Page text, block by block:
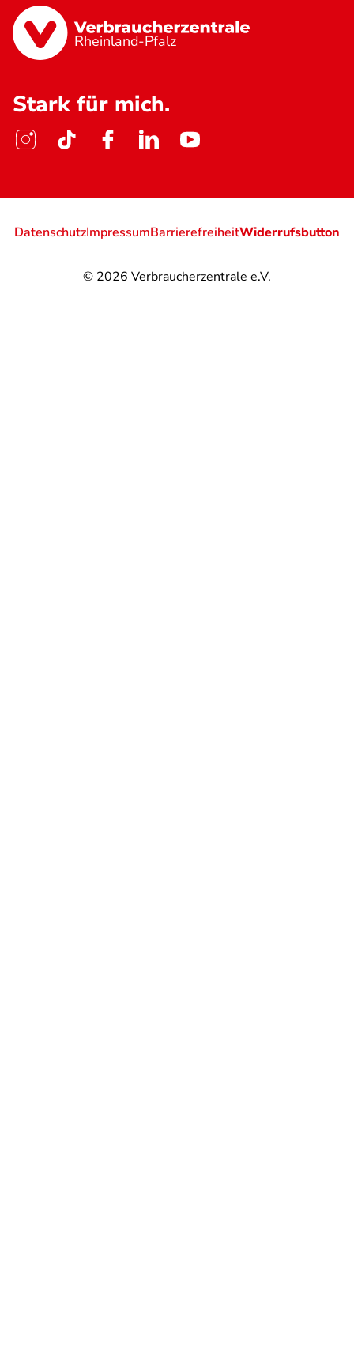
Rheinland-Pfalz
Stark für mich.
© 2026 Verbraucherzentrale e.V.
DatenschutzImpressumBarrierefreiheitWiderrufsbutton